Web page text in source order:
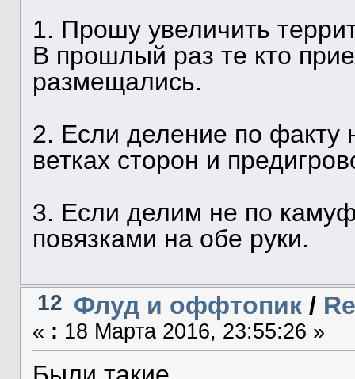
1. Прошу увеличить
В прошлый раз те кто
размещались.
2. Если деление по факту
ветках сторон и
3. Если делим не по
повязками на обе руки.
12 Флуд и оффтопик/
« : 18 Марта 2016, 23:55:26 »